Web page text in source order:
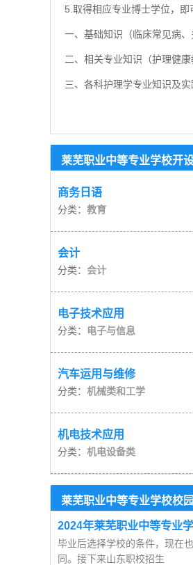
5.取得相应专业博士学位，即
一、基础知识（临床常见病
二、相关专业知识（护理健
三、各科护理学专业知识及实
莱芜职业中等专业学校开
商务日语
分类： 教育
会计
分类： 会计
电子技术应用
分类： 电子与信息
汽车运用与维修
分类： 机械类和工学
机电技术应用
分类： 机电设备类
莱芜职业中等专业学校校
2024年莱芜职业中等专业
毕业后选择学校的条件，现在
同。接下来山东职校招生